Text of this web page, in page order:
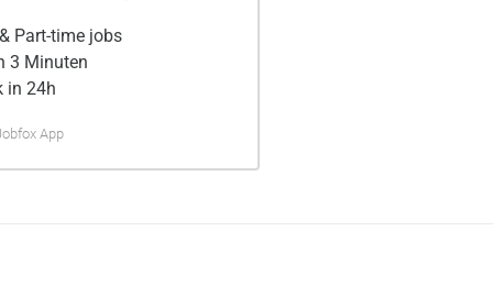
Part-time jobs
3 Minuten
in 24h
App